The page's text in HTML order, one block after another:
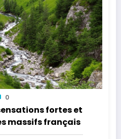
0
fortes et
massifs français